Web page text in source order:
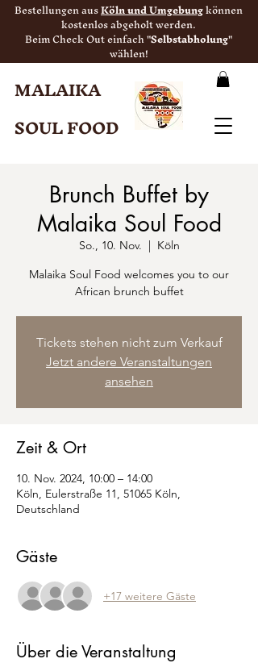
Bestellungen ausKöln und Umgebungkönnen
kostenlos abgeholt werden.
Beim Check Out einfach "Selbstabholung"
wählen!
MALAIKA
SOUL FOOD
Brunch Buffet by
Malaika Soul Food
So., 10. Nov.
  |
Köln
Malaika Soul Food welcomes you to our
African brunch buffet
Tickets stehen nicht zum Verkauf
Jetzt andere Veranstaltungen
ansehen
Zeit & Ort
10. Nov. 2024, 10:00 – 14:00
Köln, Eulerstraße 11, 51065 Köln,
Deutschland
Gäste
+17 weitere Gäste
Über die Veranstaltung